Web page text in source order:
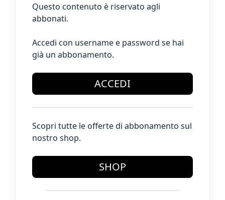
Questo contenuto è riservato agli
abbonati.
Accedi con username e password se hai
già un abbonamento.
ACCEDI
Scopri tutte le offerte di abbonamento sul
nostro shop.
SHOP